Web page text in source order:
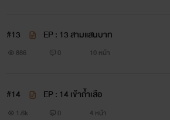
#13 EP : 13 สามแสนบาท
886 0 10 หน้า
#14 EP : 14 เข้าถ้ำเสือ
1.6k 0 4 หน้า